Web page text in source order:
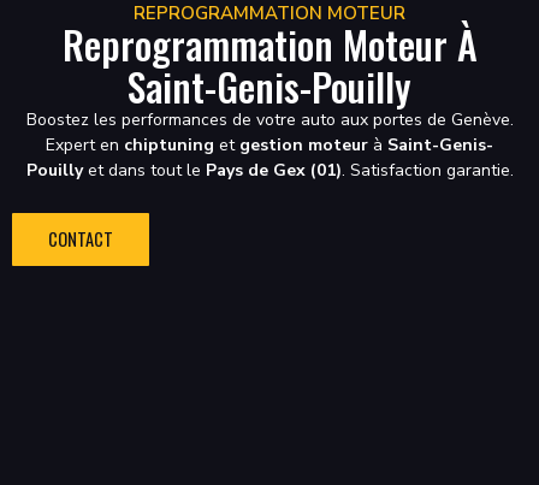
REPROGRAMMATION MOTEUR
Reprogrammation Moteur À
Saint-Genis-Pouilly
Boostez les performances de votre auto aux portes de Genève.
Expert en chiptuning et gestion moteur à Saint-Genis-
Pouillyet dans tout le Pays de Gex (01). Satisfaction garantie.
CONTACT